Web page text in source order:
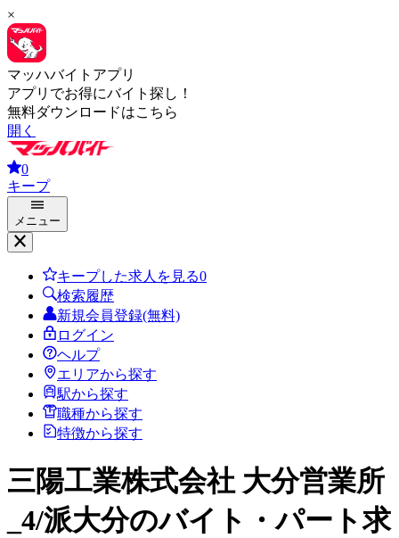
×
マッハバイトアプリ
アプリでお得にバイト探し！
無料ダウンロードはこちら
開く
0
キープ
メニュー
キープした求人を見る0
検索履歴
新規会員登録(無料)
ログイン
ヘルプ
エリアから探す
駅から探す
職種から探す
特徴から探す
三陽工業株式会社 大分営業所
_4/派大分のバイト・パート求